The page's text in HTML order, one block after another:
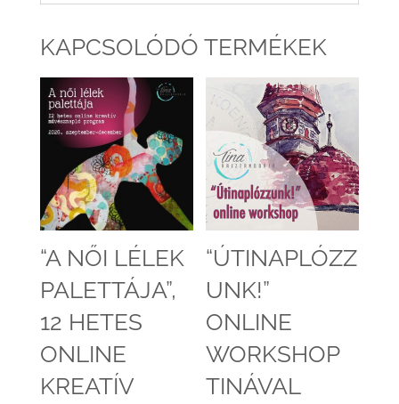
KAPCSOLÓDÓ TERMÉKEK
“A NŐI LÉLEK
PALETTÁJA”,
12 HETES
ONLINE
KREATÍV
“ÚTINAPLÓZZ
UNK!”
ONLINE
WORKSHOP
TINÁVAL